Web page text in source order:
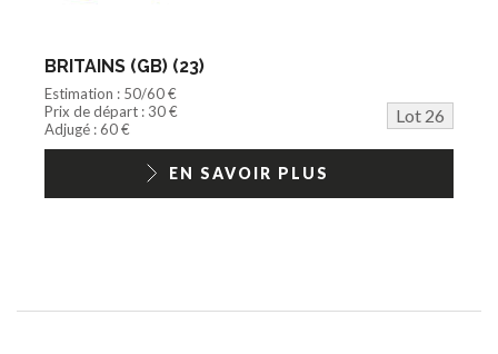
BRITAINS (GB) (23)
Estimation : 50/60 €
Prix de départ : 30 €
Lot 26
Adjugé : 60 €
EN SAVOIR PLUS